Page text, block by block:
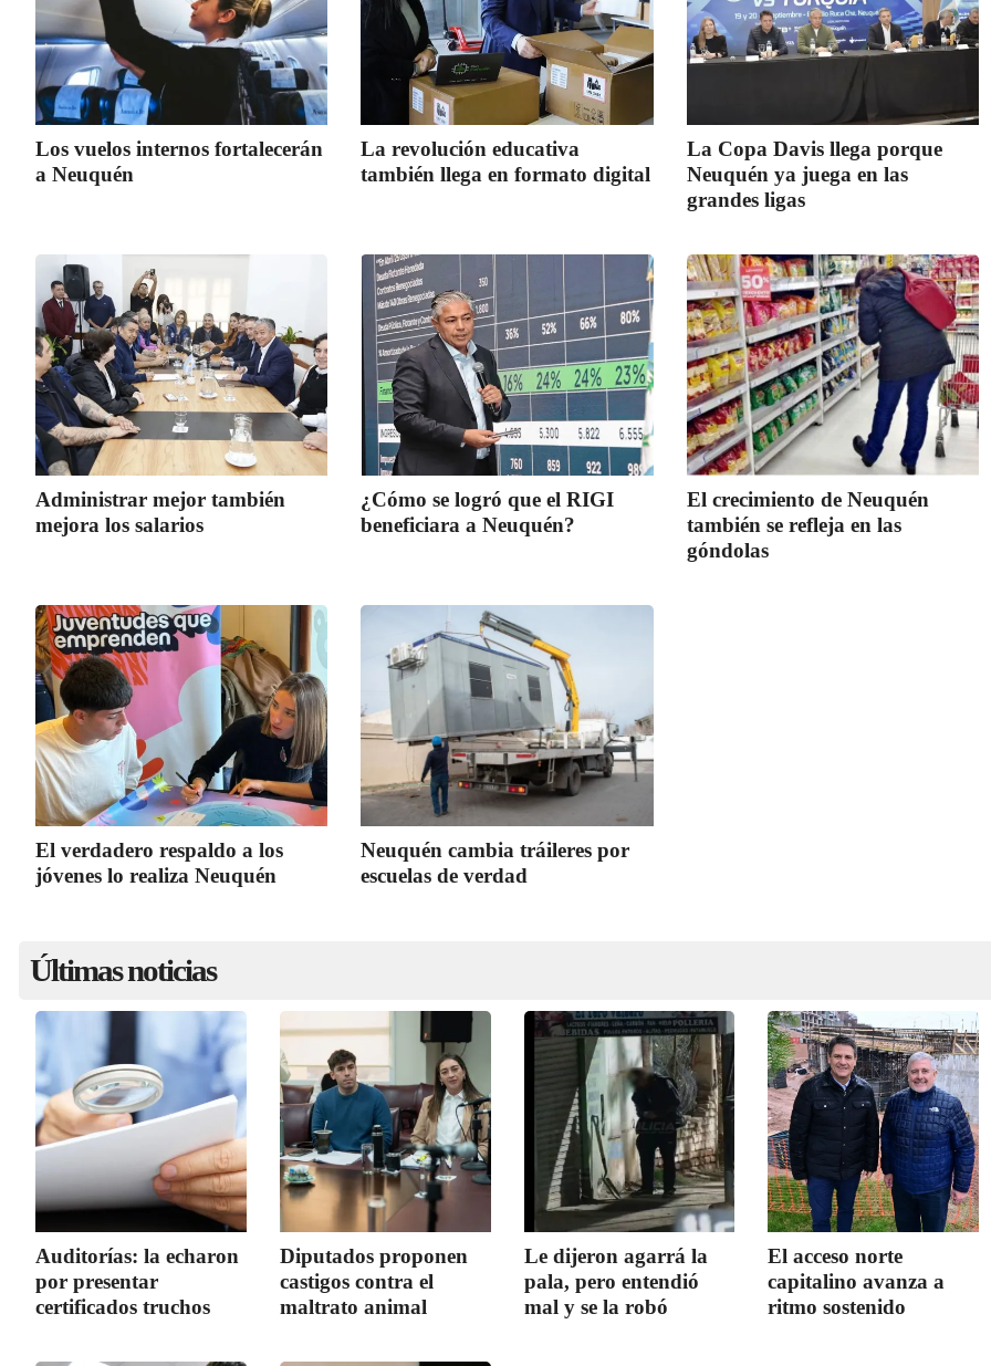
Los vuelos internos fortalecerán
a Neuquén
La revolución educativa
también llega en formato digital
La Copa Davis llega porque
Neuquén ya juega en las
grandes ligas
Administrar mejor también
mejora los salarios
¿Cómo se logró que el RIGI
beneficiara a Neuquén?
El crecimiento de Neuquén
también se refleja en las
góndolas
El verdadero respaldo a los
jóvenes lo realiza Neuquén
Neuquén cambia tráileres por
escuelas de verdad
Últimas noticias
Auditorías: la echaron
por presentar
certificados truchos
Diputados proponen
castigos contra el
maltrato animal
Le dijeron agarrá la
pala, pero entendió
mal y se la robó
El acceso norte
capitalino avanza a
ritmo sostenido